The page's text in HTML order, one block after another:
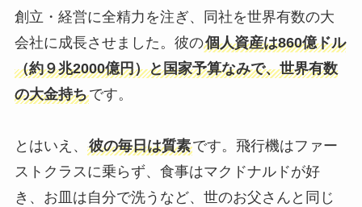
創立・経営に全精力を注ぎ、同社を世界有数の大
会社に成長させました。彼の個人資産は860億ドル
（約９兆2000億円）と国家予算なみで、世界有数
の大金持ちです。
とはいえ、 彼の毎日は質素です。飛行機はファー
ストクラスに乗らず、食事はマクドナルドが好
き、お皿は自分で洗うなど、世のお父さんと同じ